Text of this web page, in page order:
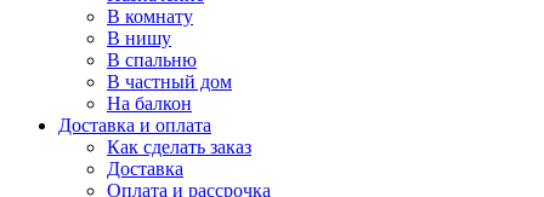
В комнату
В нишу
В спальню
В частный дом
На балкон
Доставка и оплата
Как сделать заказ
Доставка
Оплата и рассрочка